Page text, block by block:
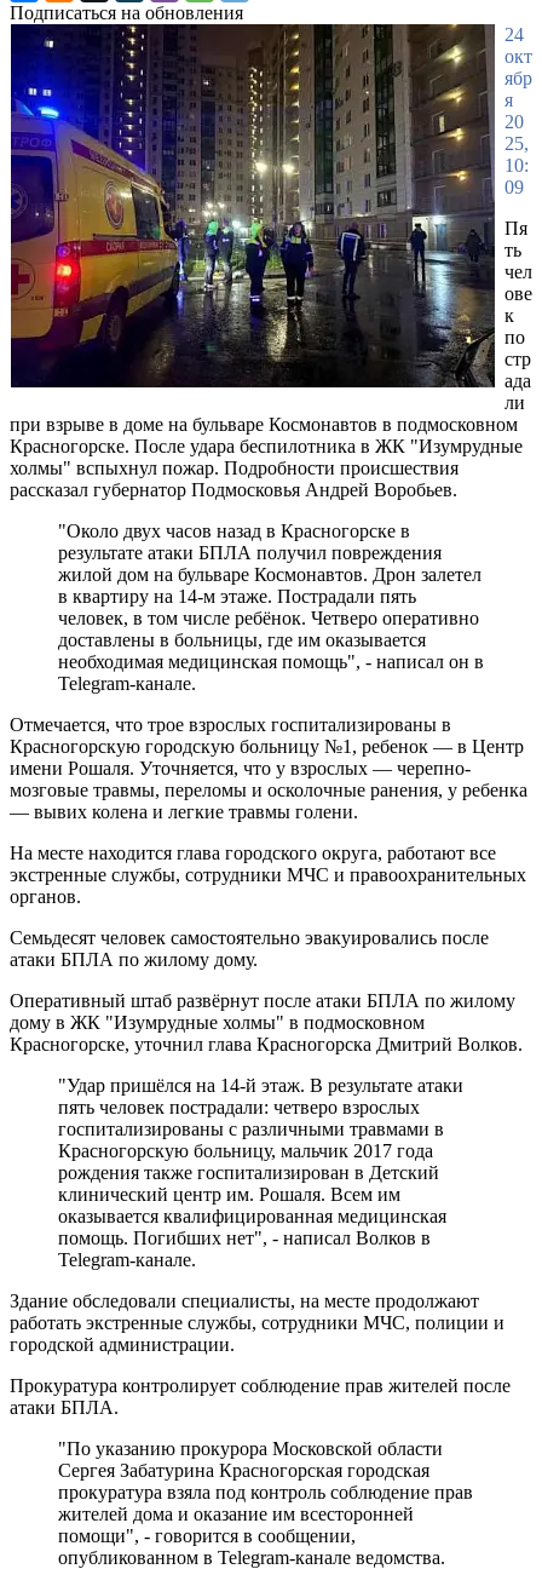
Подписаться на обновления
24
окт
ябр
я
20
25,
10:
09
Пя
ть
чел
ове
к
по
стр
ада
ли
при взрыве в доме на бульваре Космонавтов в подмосковном
Красногорске. После удара беспилотника в ЖК "Изумрудные
холмы" вспыхнул пожар. Подробности происшествия
рассказал губернатор Подмосковья Андрей Воробьев.
"Около двух часов назад в Красногорске в
результате атаки БПЛА получил повреждения
жилой дом на бульваре Космонавтов. Дрон залетел
в квартиру на 14-м этаже. Пострадали пять
человек, в том числе ребёнок. Четверо оперативно
доставлены в больницы, где им оказывается
необходимая медицинская помощь", - написал он в
Telegram-канале.
Отмечается, что трое взрослых госпитализированы в
Красногорскую городскую больницу №1, ребенок — в Центр
имени Рошаля. Уточняется, что у взрослых — черепно-
мозговые травмы, переломы и осколочные ранения, у ребенка
— вывих колена и легкие травмы голени.
На месте находится глава городского округа, работают все
экстренные службы, сотрудники МЧС и правоохранительных
органов.
Семьдесят человек самостоятельно эвакуировались после
атаки БПЛА по жилому дому.
Оперативный штаб развёрнут после атаки БПЛА по жилому
дому в ЖК "Изумрудные холмы" в подмосковном
Красногорске, уточнил глава Красногорска Дмитрий Волков.
"Удар пришёлся на 14-й этаж. В результате атаки
пять человек пострадали: четверо взрослых
госпитализированы с различными травмами в
Красногорскую больницу, мальчик 2017 года
рождения также госпитализирован в Детский
клинический центр им. Рошаля. Всем им
оказывается квалифицированная медицинская
помощь. Погибших нет", - написал Волков в
Telegram-канале.
Здание обследовали специалисты, на месте продолжают
работать экстренные службы, сотрудники МЧС, полиции и
городской администрации.
Прокуратура контролирует соблюдение прав жителей после
атаки БПЛА.
"По указанию прокурора Московской области
Сергея Забатурина Красногорская городская
прокуратура взяла под контроль соблюдение прав
жителей дома и оказание им всесторонней
помощи", - говорится в сообщении,
опубликованном в Telegram-канале ведомства.